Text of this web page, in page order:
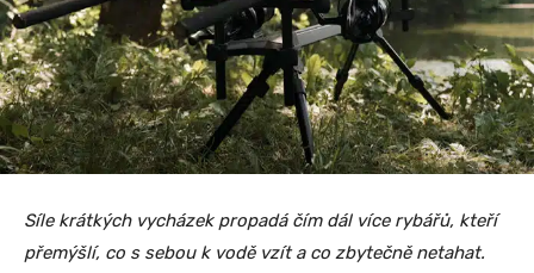
Síle krátkých vycházek propadá čím dál více rybářů, kteří
přemýšlí, co s sebou k vodě vzít a co zbytečně netahat.